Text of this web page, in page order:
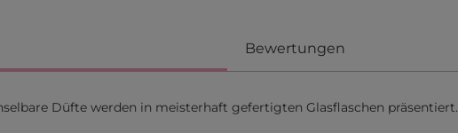
Bewertungen
Düfte werden in meisterhaft gefertigten Glasflaschen präsentiert.